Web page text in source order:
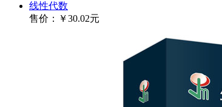
线性代数
售价：
￥30.02元